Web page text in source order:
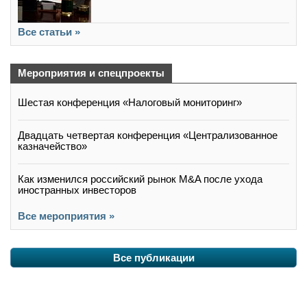
Все статьи »
Мероприятия и спецпроекты
Шестая конференция «Налоговый мониторинг»
Двадцать четвертая конференция «Централизованное
казначейство»
Как изменился российский рынок M&A после ухода
иностранных инвесторов
Все мероприятия »
Все публикации